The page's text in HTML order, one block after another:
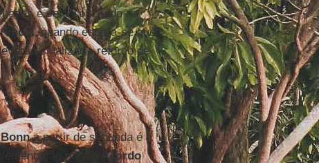
e será concluído na
, quando espera-se que
sinalizar o reforço de
Bonna partir de segunda é a
para o
Acordo